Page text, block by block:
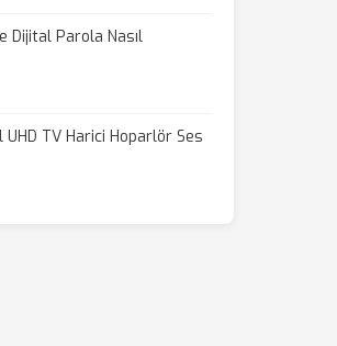
Dijital Parola Nasıl
TV Harici Hoparlör Ses